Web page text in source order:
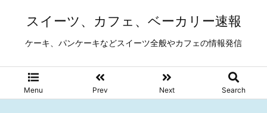
スイーツ、カフェ、ベーカリー速報
ケーキ、パンケーキなどスイーツ全般やカフェの情報発信
Menu Prev Next Search